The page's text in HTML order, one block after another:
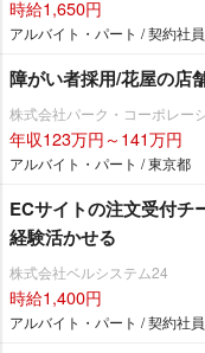
時給1,650円
アルバイト・パート / 契約社
障がい者採用/花屋の店
株式会社パーク・コーポレー
年収123万円～141万円
アルバイト・パート / 東京都
ECサイトの注文受付チ
経験活かせる
株式会社ベルシステム24
時給1,400円
アルバイト・パート / 契約社